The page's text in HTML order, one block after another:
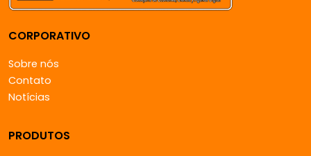
CORPORATIVO
Sobre nós
Contato
Notícias
PRODUTOS